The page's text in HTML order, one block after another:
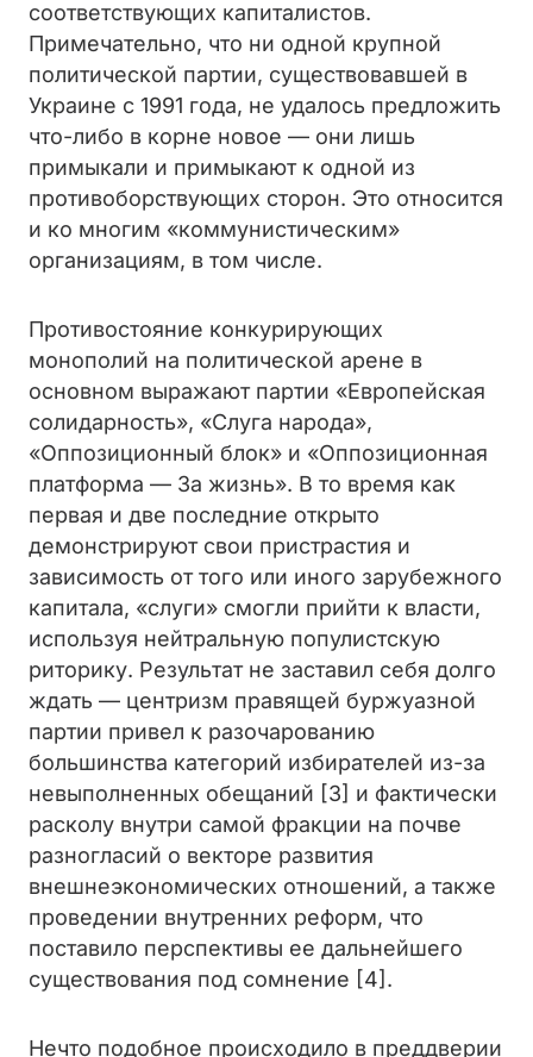
соответствующих капиталистов.
Примечательно, что ни одной крупной
политической партии, существовавшей в
Украине с 1991 года, не удалось предложить
что-либо в корне новое — они лишь
примыкали и примыкают к одной из
противоборствующих сторон. Это относится
и ко многим «коммунистическим»
организациям, в том числе.
Противостояние конкурирующих
монополий на политической арене в
основном выражают партии «Европейская
солидарность», «Слуга народа»,
«Оппозиционный блок» и «Оппозиционная
платформа — За жизнь». В то время как
первая и две последние открыто
демонстрируют свои пристрастия и
зависимость от того или иного зарубежного
капитала, «слуги» смогли прийти к власти,
используя нейтральную популистскую
риторику. Результат не заставил себя долго
ждать — центризм правящей буржуазной
партии привел к разочарованию
большинства категорий избирателей из-за
невыполненных обещаний [3] и фактически
расколу внутри самой фракции на почве
разногласий о векторе развития
внешнеэкономических отношений, а также
проведении внутренних реформ, что
поставило перспективы ее дальнейшего
существования под сомнение [4].
Нечто подобное происходило в преддверии